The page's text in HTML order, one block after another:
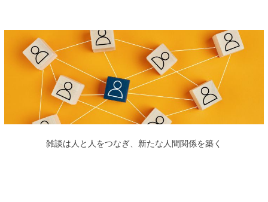
雑談は人と人をつなぎ、新たな人間関係を築く